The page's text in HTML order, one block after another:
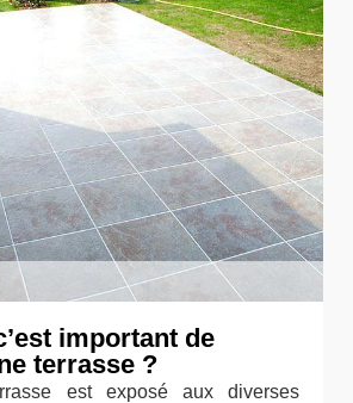
important de
terrasse ?
est exposé aux diverses